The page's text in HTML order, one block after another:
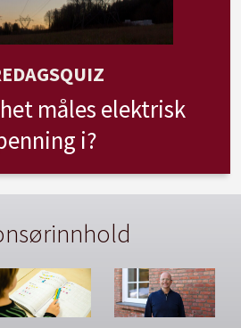
måles elektrisk
i?